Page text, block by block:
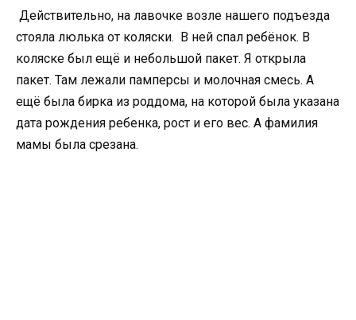
Действительно, на лавочке возле нашего подъезда
стояла люлька от коляски. В ней спал ребёнок. В
коляске был ещё и небольшой пакет. Я открыла
пакет. Там лежали памперсы и молочная смесь. А
ещё была бирка из роддома, на которой была указана
дата рождения ребенка, рост и его вес. А фамилия
мамы была срезана.